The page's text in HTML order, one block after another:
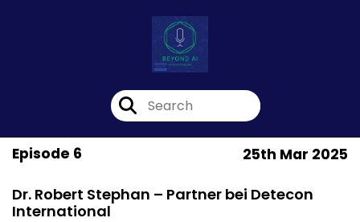
Episode 6 25th Mar 2025
Dr. Robert Stephan – Partner bei Detecon
International